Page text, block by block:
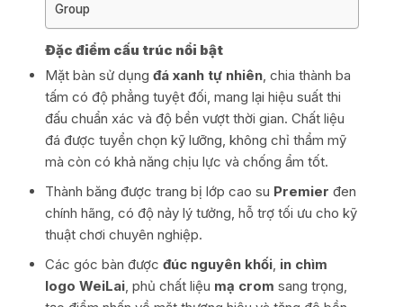
Group
Đặc điểm cấu trúc nổi bật
Mặt bàn sử dụng đá xanh tự nhiên, chia thành ba
tấm có độ phẳng tuyệt đối, mang lại hiệu suất thi
đấu chuẩn xác và độ bền vượt thời gian. Chất liệu
đá được tuyển chọn kỹ lưỡng, không chỉ thẩm mỹ
mà còn có khả năng chịu lực và chống ẩm tốt.
Thành băng được trang bị lớp cao su Premier đen
chính hãng, có độ nảy lý tưởng, hỗ trợ tối ưu cho kỹ
thuật chơi chuyên nghiệp.
Các góc bàn được đúc nguyên khối, in chìm
logo WeiLai, phủ chất liệu mạ crom sang trọng,